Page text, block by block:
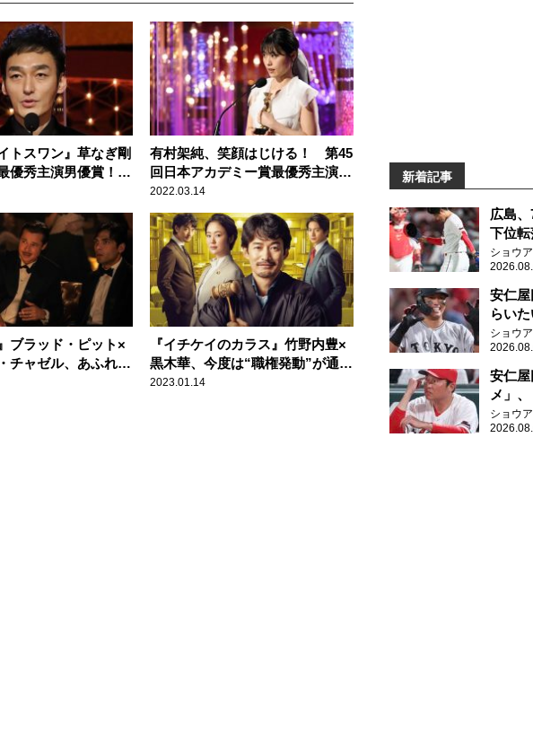
トスワン』草なぎ剛
優秀主演男優賞！
有村架純、笑顔はじける！ 第45
回日本アカデミー賞最優秀主演女
優賞受賞
2022.03.14
ブラッド・ピット×
チャゼル、あふれる
『イチケイのカラス』竹野内豊×
黒木華、今度は“職権発動”が通じ
ない？
2023.01.14
新着記事
広島
下位
来て
ショウ
安仁
らい
ぶ
ショウ
安仁
メ」
の守
ショウ